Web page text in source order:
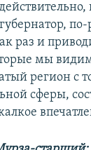
по-
раз и
мы
регион с
сферы,